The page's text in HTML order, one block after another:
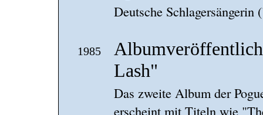
Deutsche
1985
Lash"
Das zweite Album der
erscheint mit Titeln wie